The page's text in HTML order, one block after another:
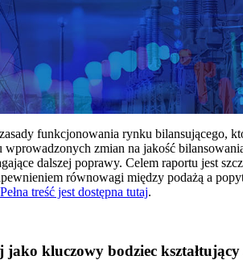
funkcjonowania rynku
zmian na jakość
dalszej poprawy. Celem raportu jest
równowagi między podażą a
Pełna treść jest dostępna tutaj.
jako kluczowy bodziec